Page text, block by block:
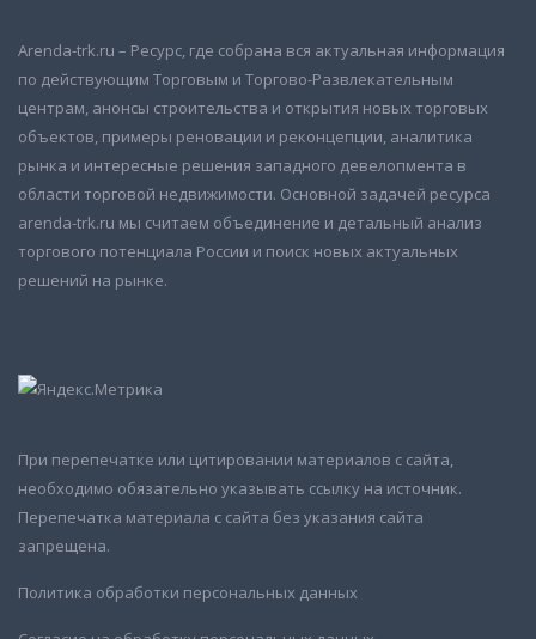
Arenda-trk.ru – Ресурс, где собрана вся актуальная информация
по действующим Торговым и Торгово-Развлекательным
центрам, анонсы строительства и открытия новых торговых
объектов, примеры реновации и реконцепции, аналитика
рынка и интересные решения западного девелопмента в
области торговой недвижимости. Основной задачей ресурса
arenda-trk.ru мы считаем объединение и детальный анализ
торгового потенциала России и поиск новых актуальных
решений на рынке.
При перепечатке или цитировании материалов с сайта,
необходимо обязательно указывать ссылку на источник.
Перепечатка материала с сайта без указания сайта
запрещена.
Политика обработки персональных данных